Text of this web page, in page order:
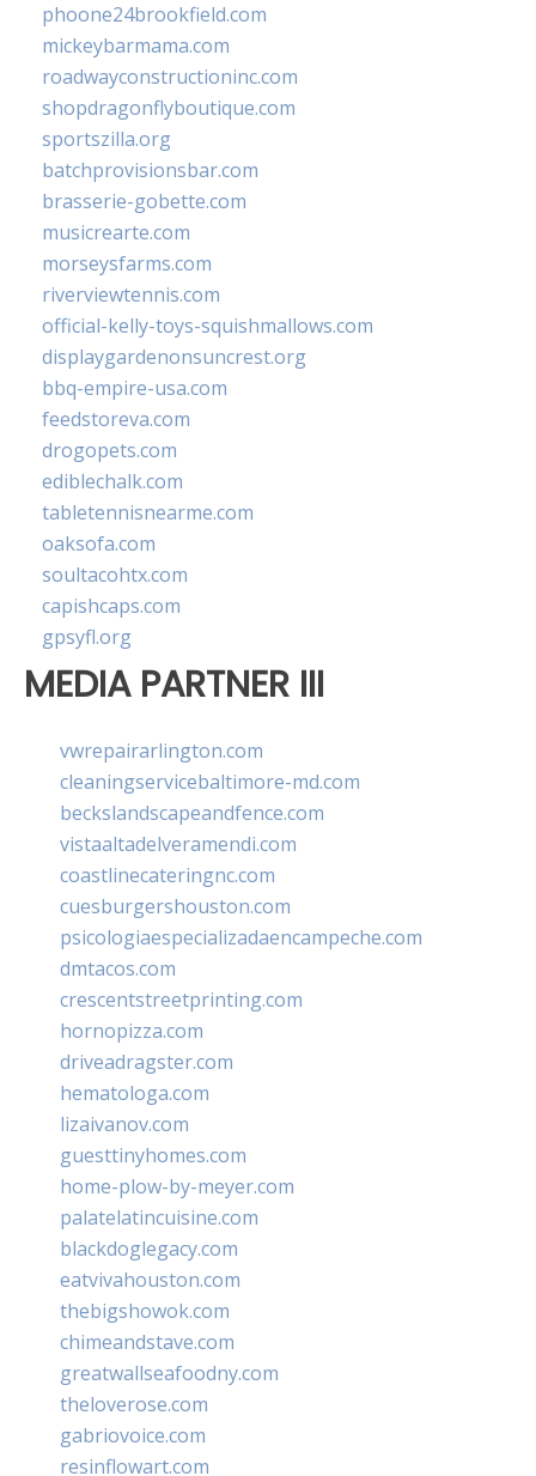
phoone24brookfield.com
mickeybarmama.com
roadwayconstructioninc.com
shopdragonflyboutique.com
sportszilla.org
batchprovisionsbar.com
brasserie-gobette.com
musicrearte.com
morseysfarms.com
riverviewtennis.com
official-kelly-toys-squishmallows.com
displaygardenonsuncrest.org
bbq-empire-usa.com
feedstoreva.com
drogopets.com
ediblechalk.com
tabletennisnearme.com
oaksofa.com
soultacohtx.com
capishcaps.com
gpsyfl.org
MEDIA PARTNER III
vwrepairarlington.com
cleaningservicebaltimore-md.com
beckslandscapeandfence.com
vistaaltadelveramendi.com
coastlinecateringnc.com
cuesburgershouston.com
psicologiaespecializadaencampeche.com
dmtacos.com
crescentstreetprinting.com
hornopizza.com
driveadragster.com
hematologa.com
lizaivanov.com
guesttinyhomes.com
home-plow-by-meyer.com
palatelatincuisine.com
blackdoglegacy.com
eatvivahouston.com
thebigshowok.com
chimeandstave.com
greatwallseafoodny.com
theloverose.com
gabriovoice.com
resinflowart.com